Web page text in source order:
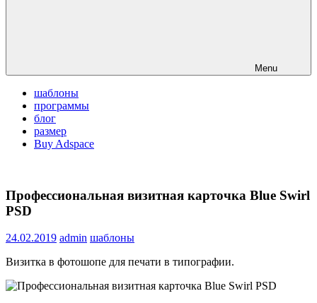
Menu
шаблоны
программы
блог
размер
Buy Adspace
Профессиональная визитная карточка Blue Swirl
PSD
24.02.2019 admin шаблоны
Визитка в фотошопе для печати в типографии.